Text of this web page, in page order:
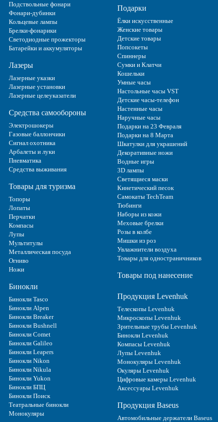
Подствольные фонари
Фонари-дубинки
Кольцевые лампы
Брелки-фонарики
Светодиодные прожекторы
Батарейки и аккумуляторы
Лазеры
Лазерные указки
Лазерные установки
Лазерные целеуказатели
Средства самообороны
Электрошокеры
Газовые баллончики
Сигнал охотника
Арбалеты и луки
Пневматика
Средства выживания
Товары для туризма
Топоры
Лопаты
Перчатки
Компасы
Лупы
Мультитулы
Металлическая посуда
Огниво
Ножи
Бинокли
Бинокли Tasco
Бинокли Alpen
Бинокли Breaker
Бинокли Bushnell
Бинокли Comet
Бинокли Galileo
Бинокли Leapers
Бинокли Nikon
Бинокли Nikula
Бинокли Yukon
Бинокли БПЦ
Бинокли Поиск
Театральные бинокли
Монокуляры
Подарки
Ёлки искусственные
Женские товары
Детские товары
Попсокеты
Спиннеры
Сумки и Клатчи
Кошельки
Умные часы
Настольные часы VST
Детские часы-телефон
Настенные часы
Наручные часы
Подарки на 23 Февраля
Подарки на 8 Марта
Шкатулки для украшений
Декоративные ножи
Водные игры
3D лампы
Светящиеся маски
Кинетический песок
Самокаты TechTeam
Тюбинги
Наборы из кожи
Меховые брелки
Розы в колбе
Мишки из роз
Увлажнители воздуха
Товары для одностраничников
Товары под нанесение
Продукция Levenhuk
Телескопы Levenhuk
Микроскопы Levenhuk
Зрительные трубы Levenhuk
Бинокли Levenhuk
Компасы Levenhuk
Лупы Levenhuk
Монокуляры Levenhuk
Окуляры Levenhuk
Цифровые камеры Levenhuk
Аксессуары Levenhuk
Продукция Baseus
Автомобильные держатели Baseus